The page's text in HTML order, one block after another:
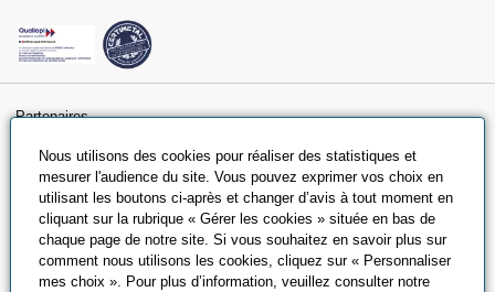
Partenaires
Nous utilisons des cookies pour réaliser des statistiques et
mesurer l'audience du site. Vous pouvez exprimer vos choix en
utilisant les boutons ci-après et changer d’avis à tout moment en
cliquant sur la rubrique « Gérer les cookies » située en bas de
chaque page de notre site. Si vous souhaitez en savoir plus sur
comment nous utilisons les cookies, cliquez sur « Personnaliser
mes choix ». Pour plus d’information, veuillez consulter notre